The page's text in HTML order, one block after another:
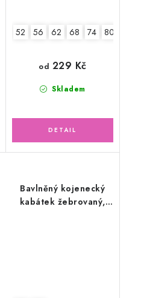
52 56 62 68 74 80
Skladem
od 229 Kč
Bavlněný kojenecký
kabátek žebrovaný,